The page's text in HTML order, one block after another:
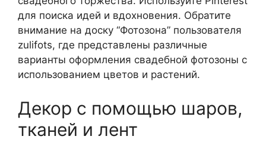
для поиска идей и вдохновения. Обратите
внимание на доску “Фотозона” пользователя
zulifots, где представлены различные
варианты оформления свадебной фотозоны с
использованием цветов и растений.
Декор с помощью шаров,
тканей и лент